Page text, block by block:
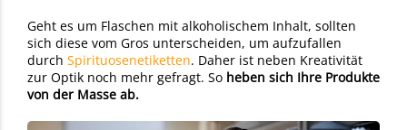
Geht es um Flaschen mit alkoholischem Inhalt, sollten
sich diese vom Gros unterscheiden, um aufzufallen
durch Spirituosenetiketten. Daher ist neben Kreativität
zur Optik noch mehr gefragt. So heben sich Ihre Produkte
von der Masse ab.